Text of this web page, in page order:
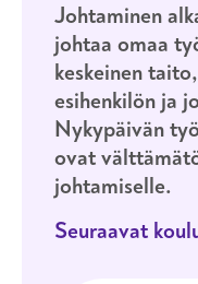
Johtaminen
johtaa omaa
keskeinen
esihenkilön ja
Nykypäivän
ovat
johtamiselle.
Seuraavat